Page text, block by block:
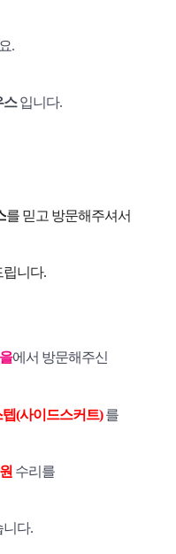
.
스입니다.
를 믿고 방문해주셔서
립니다.
에서 방문해주신
(사이드스커트)를
수리를
니다.